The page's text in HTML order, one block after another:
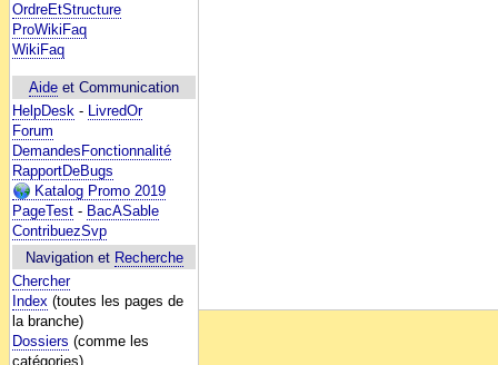
OrdreEtStructure
ProWikiFaq
WikiFaq
Aide et Communication
HelpDesk - LivredOr
Forum
DemandesFonctionnalité
RapportDeBugs
Katalog Promo 2019
PageTest - BacASable
ContribuezSvp
Navigation et Recherche
Chercher
Index (toutes les pages de
la branche)
Dossiers (comme les
catégories)